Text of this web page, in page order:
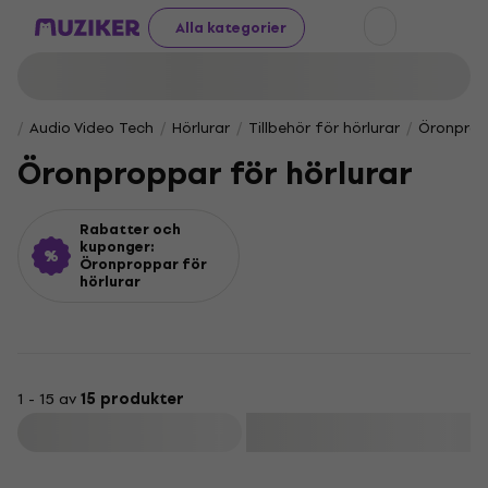
Alla kategorier
Audio Video Tech Hörlurar Tillbehör för hörlurar
Öronproppar för hörlurar
Rabatter och
kuponger:
Öronproppar för
hörlurar
1 - 15 av15 produkter